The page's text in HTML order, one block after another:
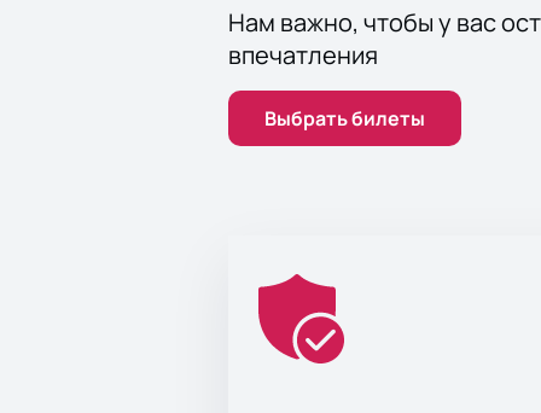
Нам важно, чтобы у вас
впечатления
Выбрать билеты